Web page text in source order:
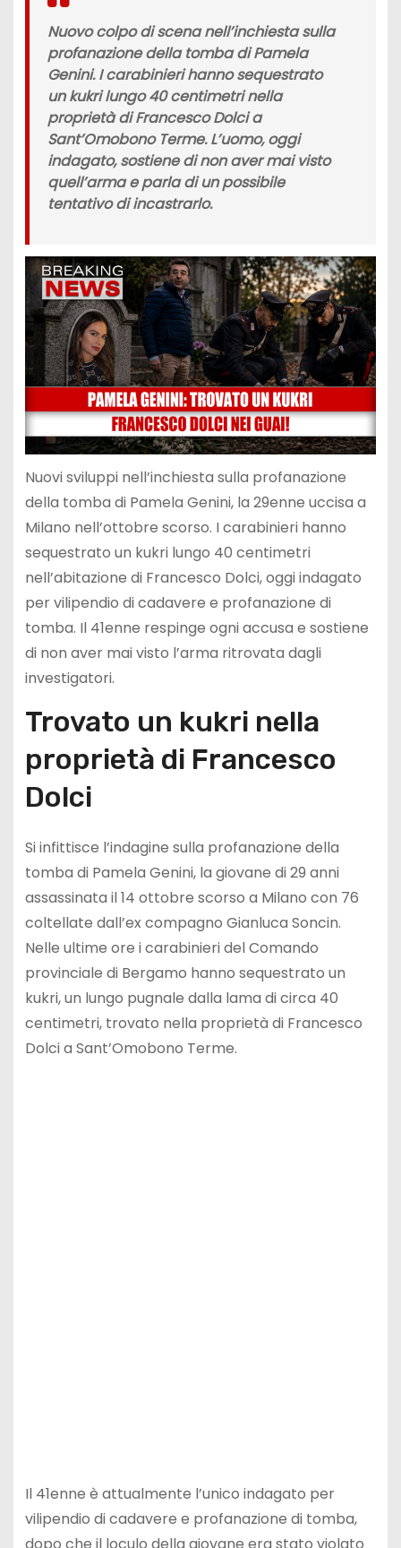
Nuovo colpo di scena nell’inchiesta sulla
profanazione della tomba di Pamela
Genini. I carabinieri hanno sequestrato
un kukri lungo 40 centimetri nella
proprietà di Francesco Dolci a
Sant’Omobono Terme. L’uomo, oggi
indagato, sostiene di non aver mai visto
quell’arma e parla di un possibile
tentativo di incastrarlo.
Nuovi sviluppi nell’inchiesta sulla profanazione
della tomba di Pamela Genini, la 29enne uccisa a
Milano nell’ottobre scorso. I carabinieri hanno
sequestrato un kukri lungo 40 centimetri
nell’abitazione di Francesco Dolci, oggi indagato
per vilipendio di cadavere e profanazione di
tomba. Il 41enne respinge ogni accusa e sostiene
di non aver mai visto l’arma ritrovata dagli
investigatori.
Trovato un kukri nella
proprietà di Francesco
Dolci
Si infittisce l’indagine sulla profanazione della
tomba di Pamela Genini, la giovane di 29 anni
assassinata il 14 ottobre scorso a Milano con 76
coltellate dall’ex compagno Gianluca Soncin.
Nelle ultime ore i carabinieri del Comando
provinciale di Bergamo hanno sequestrato un
kukri, un lungo pugnale dalla lama di circa 40
centimetri, trovato nella proprietà di Francesco
Dolci a Sant’Omobono Terme.
Il 41enne è attualmente l’unico indagato per
vilipendio di cadavere e profanazione di tomba,